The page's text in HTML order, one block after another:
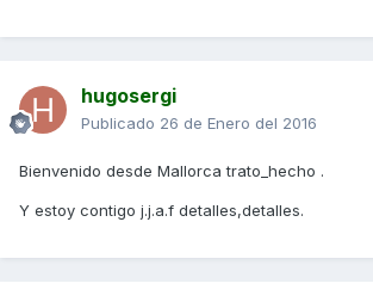
hugosergi
Publicado 26 de Enero del 2016
Bienvenido desde Mallorca trato_hecho .
Y estoy contigo j.j.a.f detalles,detalles.